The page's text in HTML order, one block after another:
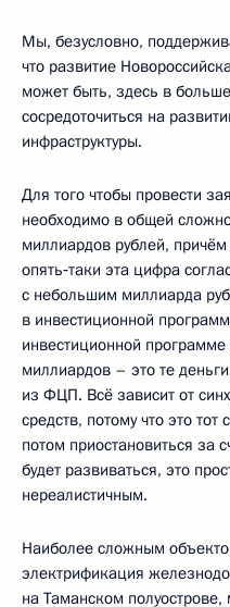
Мы, безусловно,
что развитие
может быть, здесь в
сосредоточиться на
инфраструктуры.
Для того чтобы провести
необходимо в общей
миллиардов рублей,
опять‑таки эта цифра
с небольшим миллиарда
в инвестиционной
инвестиционной
миллиардов – это те
из ФЦП. Всё зависит от
средств, потому что это
потом приостановиться за
будет развиваться, это
нереалистичным.
Наиболее сложным
электрификация
на Таманском